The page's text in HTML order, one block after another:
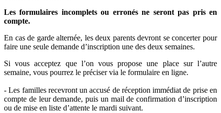
Les formulaires incomplets ou erronés ne seront pas pris en
compte.
En cas de garde alternée, les deux parents devront se concerter pour
faire une seule demande d’inscription une des deux semaines.
Si vous acceptez que l’on vous propose une place sur l’autre
semaine, vous pourrez le préciser via le formulaire en ligne.
- Les familles recevront un accusé de réception immédiat de prise en
compte de leur demande, puis un mail de confirmation d’inscription
ou de mise en liste d’attente le mardi suivant.